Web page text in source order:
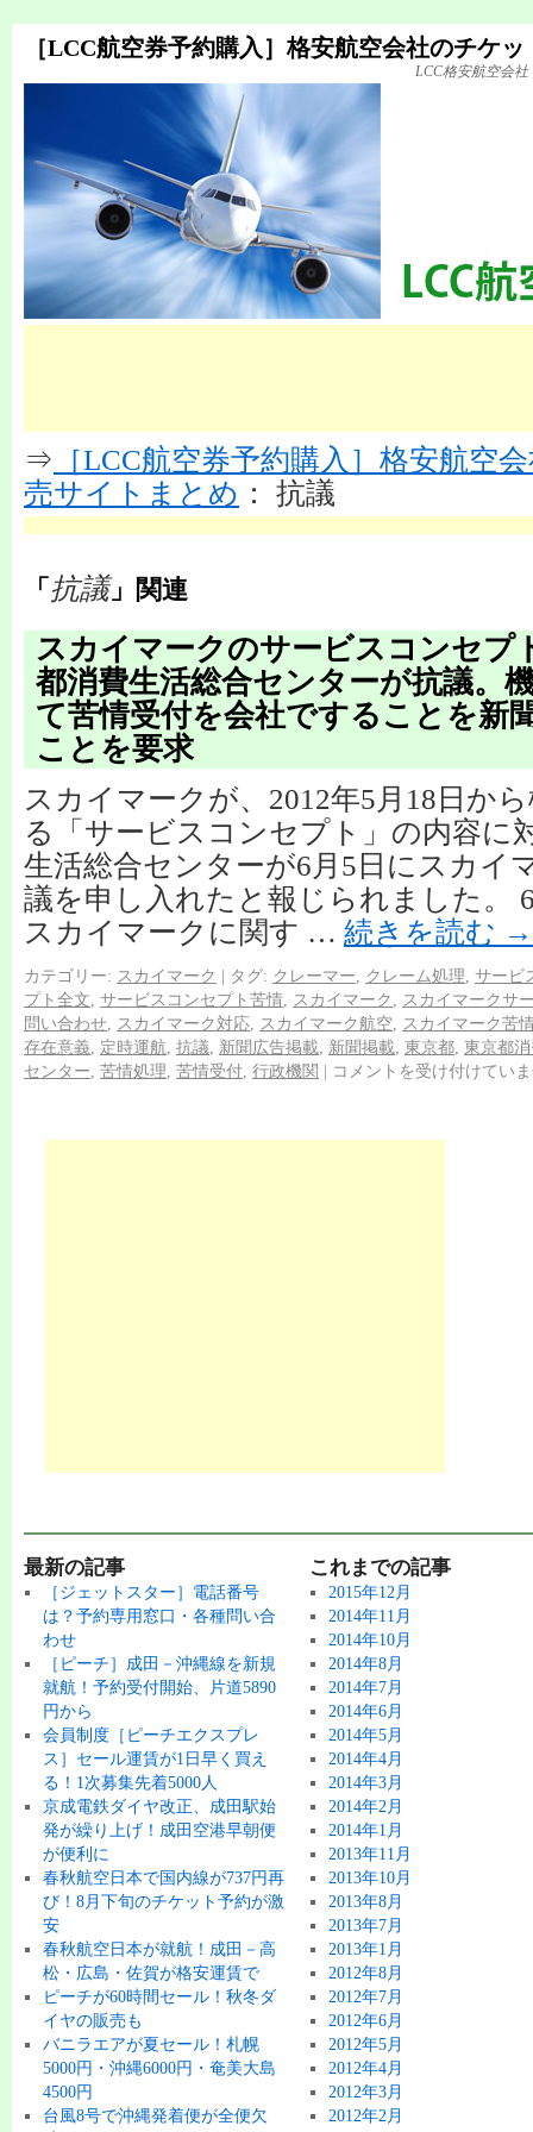
［LCC航空券予約購入］格安航空会社のチケ
LCC格安航空会
⇒ ［LCC航空券予約購入］格安航空
売サイトまとめ ： 抗議
「 抗議」関連
スカイマークのサービスコンセプ
都消費生活総合センターが抗議。
て苦情受付を会社ですることを新
ことを要求
スカイマークが、2012年5月18日か
る「サービスコンセプト」の内容に
生活総合センターが6月5日にスカイ
議を申し入れたと報じられました。
スカイマークに関す … 続きを読む →
カテゴリー: スカイマーク | タグ: クレーマー クレーム処理 サービ
プト全文 サービスコンセプト苦情 スカイマーク
スカイマークサ
問い合わせ
スカイマーク対応 スカイマーク航空
スカイマーク苦
存在意義
定時運航 抗議 新聞広告掲載 新聞掲載 東京都 東京都
センター 苦情処理 苦情受付 行政機関 | コメントを受け付けてい
最新の記事
［ジェットスター］電話番号
は？予約専用窓口・各種問い合
わせ
［ピーチ］成田－沖縄線を新規
就航！予約受付開始、片道5890
円から
会員制度［ピーチエクスプレ
ス］セール運賃が1日早く買え
る！1次募集先着5000人
京成電鉄ダイヤ改正、成田駅始
発が繰り上げ！成田空港早朝便
が便利に
春秋航空日本で国内線が737円再
び！8月下旬のチケット予約が激
安
春秋航空日本が就航！成田－高
松・広島・佐賀が格安運賃で
ピーチが60時間セール！秋冬ダ
イヤの販売も
バニラエアが夏セール！札幌
5000円・沖縄6000円・奄美大島
4500円
台風8号で沖縄発着便が全便欠
これまでの記事
2015年12月
2014年11月
2014年10月
2014年8月
2014年7月
2014年6月
2014年5月
2014年4月
2014年3月
2014年2月
2014年1月
2013年11月
2013年10月
2013年8月
2013年7月
2013年1月
2012年8月
2012年7月
2012年6月
2012年5月
2012年4月
2012年3月
2012年2月